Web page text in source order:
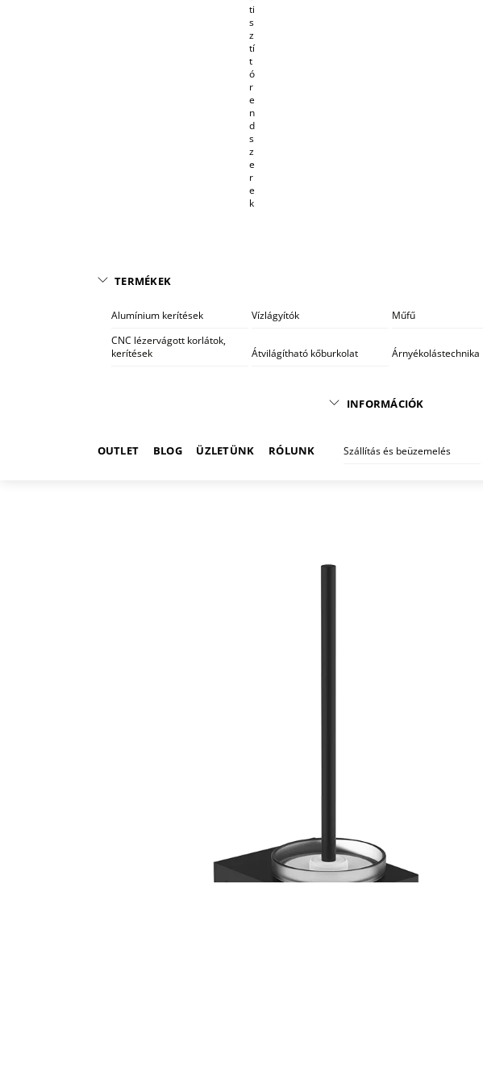
ti
s
z
tí
t
ó
r
e
n
d
s
z
e
r
e
k
TERMÉKEK
Alumínium kerítések Vízlágyítók Műfű
CNC lézervágott korlátok,
kerítések
Átvilágítható kőburkolat Árnyékolástechnika
OUTLET BLOG ÜZLETÜNK RÓLUNK
INFORMÁCIÓK
Szállítás és beüzemelés